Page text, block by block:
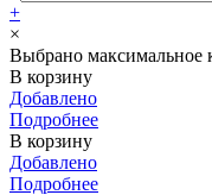
+
×
Выбрано максимальное
В корзину
Добавлено
Подробнее
В корзину
Добавлено
Подробнее